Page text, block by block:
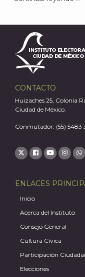
CONTACTO
Huizaches 25, Colonia
Ciudad de México.
Conmutador: (55) 5483
ENLACES
Inicio
Acerca del Instituto
Consejo General
Cultura Cívica
Participación
Elecciones